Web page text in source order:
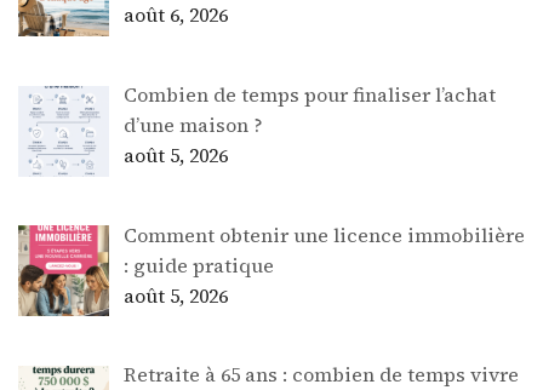
août 6, 2026
Combien de temps pour finaliser l’achat
d’une maison ?
août 5, 2026
Comment obtenir une licence immobilière
: guide pratique
août 5, 2026
Retraite à 65 ans : combien de temps vivre